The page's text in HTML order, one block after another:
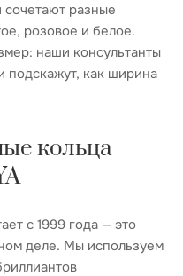
разные
розовое и белое.
наши консультанты
подскажут, как ширина
кольца
с 1999 года — это
деле. Мы используем